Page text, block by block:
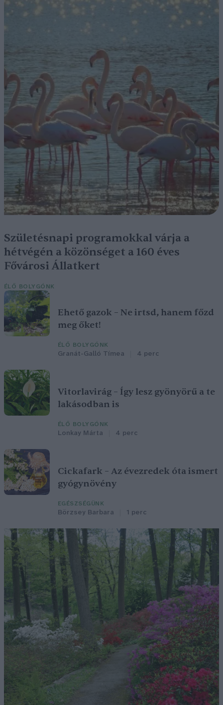
Születésnapi programokkal várja a
hétvégén a közönséget a 160 éves
Fővárosi Állatkert
ÉLŐ BOLYGÓNK
Ehető gazok – Ne irtsd, hanem főzd
meg őket!
ÉLŐ BOLYGÓNK
Granát-Galló Tímea 4 perc
Vitorlavirág – Így lesz gyönyörű a te
lakásodban is
ÉLŐ BOLYGÓNK
Lonkay Márta 4 perc
Cickafark – Az évezredek óta ismert
gyógynövény
EGÉSZSÉGÜNK
Börzsey Barbara 1 perc